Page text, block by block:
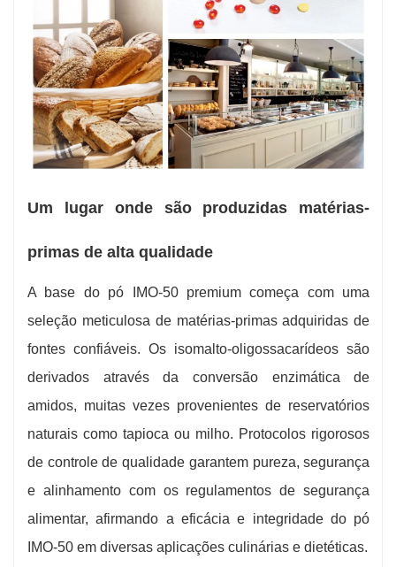
Um lugar onde são produzidas matérias-
primas de alta qualidade
A base do pó IMO-50 premium começa com uma
seleção meticulosa de matérias-primas adquiridas de
fontes confiáveis. Os isomalto-oligossacarídeos são
derivados através da conversão enzimática de
amidos, muitas vezes provenientes de reservatórios
naturais como tapioca ou milho. Protocolos rigorosos
de controle de qualidade garantem pureza, segurança
e alinhamento com os regulamentos de segurança
alimentar, afirmando a eficácia e integridade do pó
IMO-50 em diversas aplicações culinárias e dietéticas.